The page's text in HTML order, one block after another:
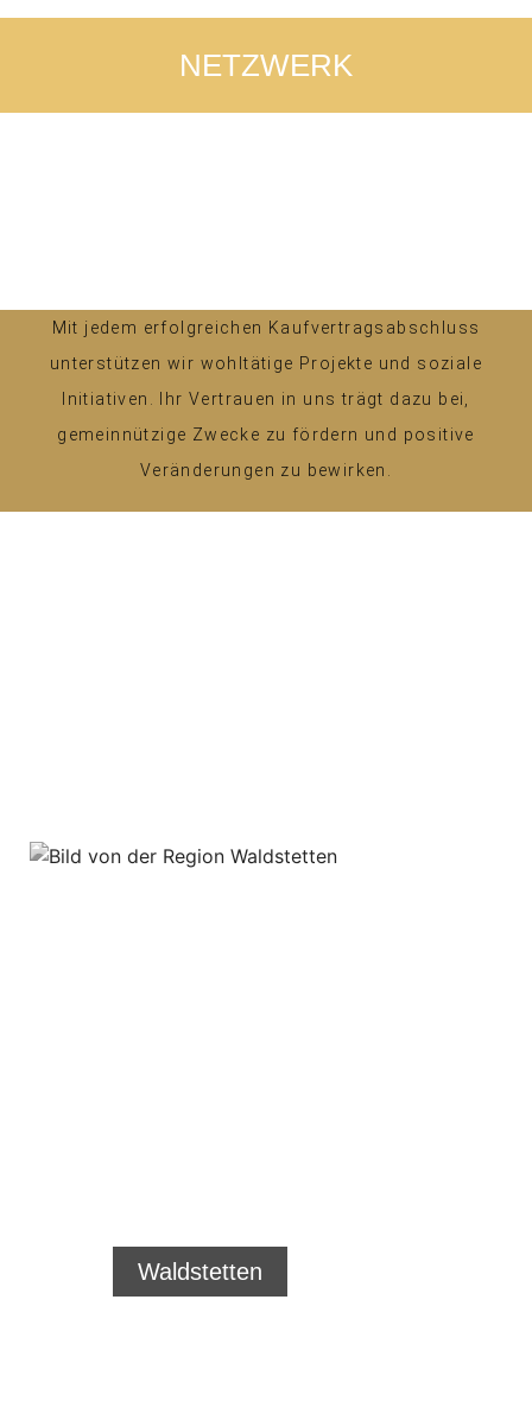
NETZWERK
Mit jedem erfolgreichen Kaufvertragsabschluss
unterstützen wir wohltätige Projekte und soziale
Initiativen. Ihr Vertrauen in uns trägt dazu bei,
gemeinnützige Zwecke zu fördern und positive
Veränderungen zu bewirken.
Waldstetten